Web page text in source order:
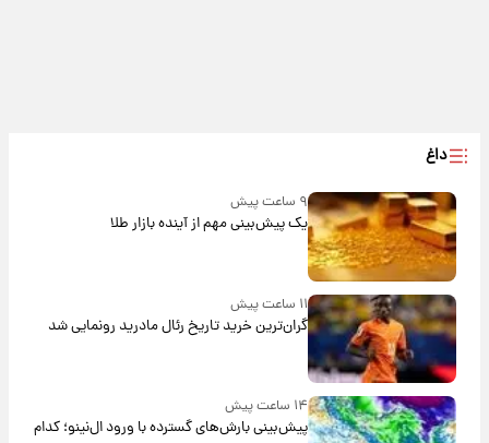
داغ
۹ ساعت پیش
یک پیش‌بینی مهم از آینده بازار طلا
۱۱ ساعت پیش
گران‌ترین خرید تاریخ رئال مادرید رونمایی شد
۱۴ ساعت پیش
پیش‌بینی بارش‌های گسترده با ورود ال‌نینو؛ کدام